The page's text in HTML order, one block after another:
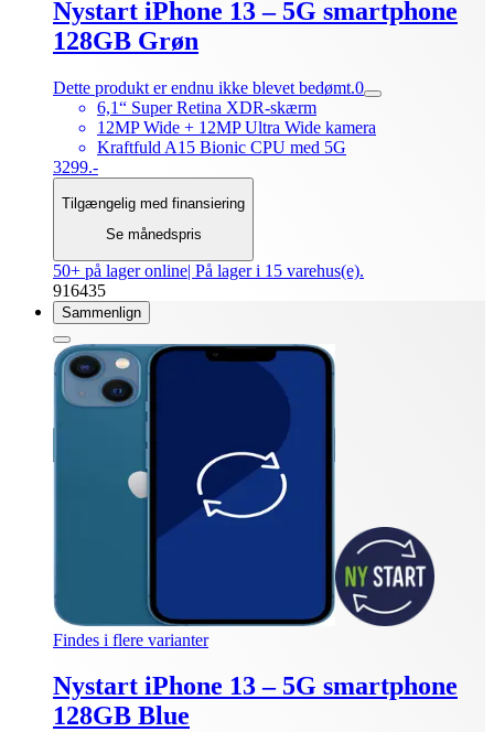
Nystart iPhone 13 – 5G smartphone
128GB Grøn
Dette produkt er endnu ikke blevet bedømt.0
6,1“ Super Retina XDR-skærm
12MP Wide + 12MP Ultra Wide kamera
Kraftfuld A15 Bionic CPU med 5G
3299.-
Tilgængelig med finansiering
Se månedspris
50+ på lager online| På lager i 15 varehus(e).
916435
Sammenlign
Findes i flere varianter
Nystart iPhone 13 – 5G smartphone
128GB Blue